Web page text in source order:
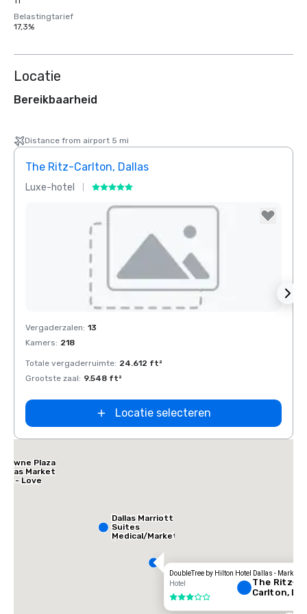
Belastingtarief
17,3%
Locatie
Bereikbaarheid
Distance from airport 5 mi
The Ritz-Carlton, Dallas
Luxe-hotel
Removed from favorites
Vergaderzalen: 13
Kamers: 218
Totale vergaderruimte: 24.612 ft²
Grootste zaal: 9.548 ft²
Locatie selecteren
DoubleTree by Hilton Hotel Dallas - Market
Hotel
3 van 5
The Ritz-
Carlton,
Plaza
Market
- Love
Dallas Marriott
Suites
Medical/Market